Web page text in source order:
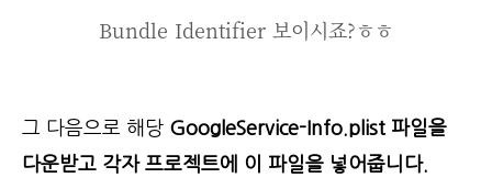
Bundle Identifier 보이시죠?ㅎㅎ
그 다음으로 해당 GoogleService-Info.plist 파일을
다운받고 각자 프로젝트에 이 파일을 넣어줍니다.